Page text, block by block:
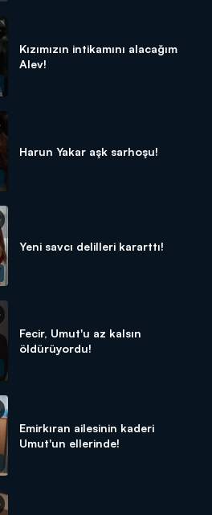
Kızımızın intikamını alacağım
Alev!
Harun Yakar aşk sarhoşu!
Yeni savcı delilleri kararttı!
Fecir, Umut'u az kalsın
öldürüyordu!
Emirkıran ailesinin kaderi
Umut'un ellerinde!